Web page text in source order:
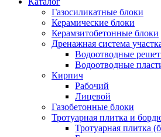
Газосиликатные блоки
Керамические блоки
Керамзитобетонные блоки
Дренажная система
Водоотводные
Водоотводные
Кирпич
Рабочий
Лицевой
Газобетонные блоки
Тротуарная плитка и
Тротуарная плитка